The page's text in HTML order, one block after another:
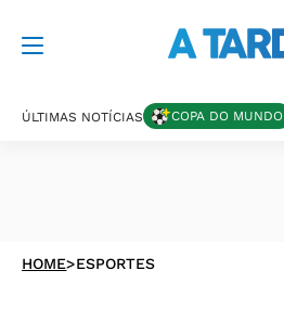
ÚLTIMAS NOTÍCIAS COPA DO MUNDO
HOME>ESPORTES